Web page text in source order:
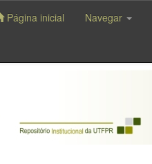
Página inicial Navegar